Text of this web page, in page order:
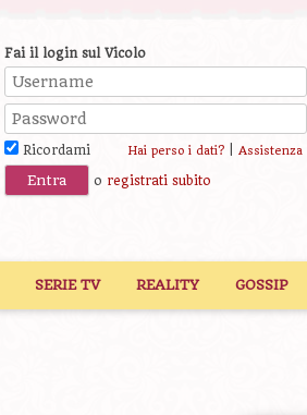
Fai il login sul Vicolo
Ricordami Hai perso i dati?| Assistenza
o registrati subito
SERIE TV REALITY GOSSIP